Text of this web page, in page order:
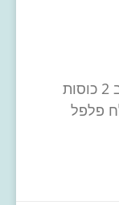
3 חצילים, פרוסים ומטוגנים לרוטב 2 כוסות
מלח פלפל